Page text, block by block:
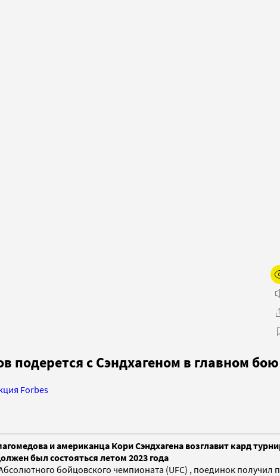
подерется с Сэндхагеном в главном бою
Forbes
и американца Кори Сэндхагена возглавит кард
был состояться летом 2023 года
бойцовского чемпионата (UFC) , поединок